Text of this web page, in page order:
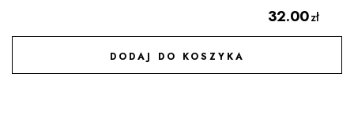
32.00zł
DODAJ DO KOSZYKA
DODAJ DO ULUBIONYCH